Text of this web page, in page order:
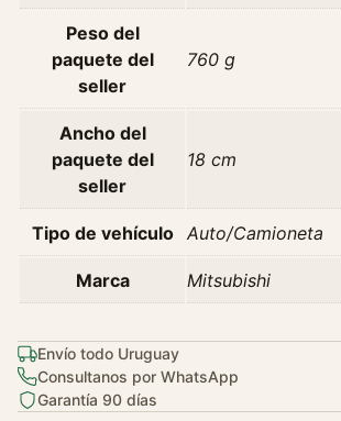
A
a
t
d
a
d
Peso del
paquete del
seller
760 g
Ancho del
paquete del
seller
18 cm
Tipo de vehículo Auto/Camioneta
Marca Mitsubishi
Envío todo Uruguay
Consultanos por WhatsApp
Garantía 90 días